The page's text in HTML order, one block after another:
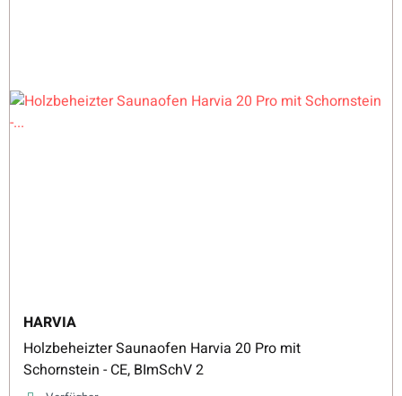
HARVIA
Holzbeheizter Saunaofen Harvia 20 Pro mit
Schornstein - CE, BImSchV 2